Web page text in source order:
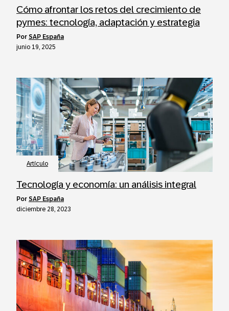
Cómo afrontar los retos del crecimiento de
pymes: tecnología, adaptación y estrategia
por SAP España
junio 19, 2025
Artículo
Tecnología y economía: un análisis integral
por SAP España
diciembre 28, 2023